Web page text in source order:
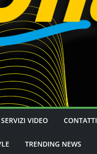
SERVIZI VIDEO CONTATTI
TRENDING NEWS